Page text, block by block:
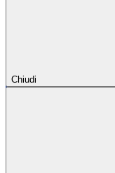
Chiudi